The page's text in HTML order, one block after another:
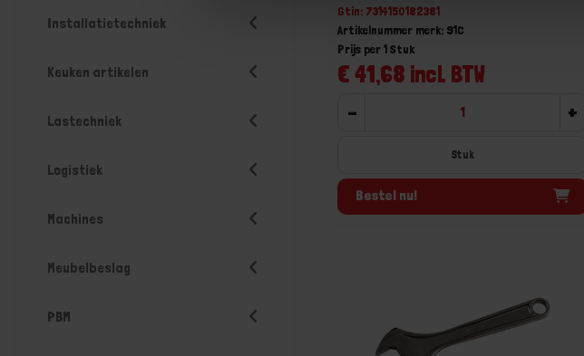
Installatietechniek
Keuken artikelen
Lastechniek
Logistiek
Machines
Meubelbeslag
PBM
Gtin: 7314150182381
Artikelnummer merk: 91C
€ 41,68 incl. BTW
Prijs per 1 Stuk
- +
Stuk
Bestel nu!